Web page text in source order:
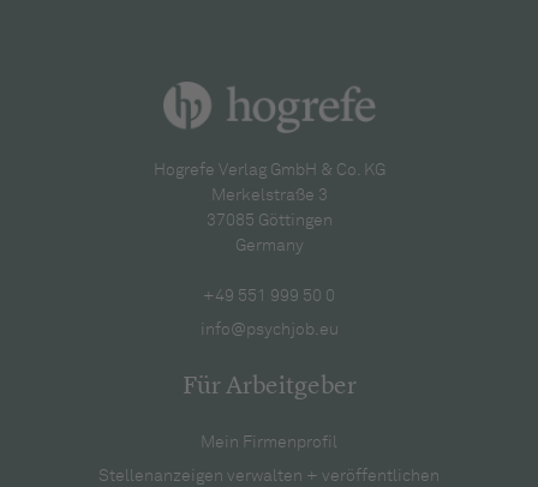
Hogrefe Verlag GmbH & Co. KG
Merkelstraße 3
37085 Göttingen
Germany
+49 551 999 50 0
info@psychjob.eu
Für Arbeitgeber
Mein Firmenprofil
Stellenanzeigen verwalten + veröffentlichen